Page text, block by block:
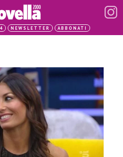
NEWSLETTER ABBONATI